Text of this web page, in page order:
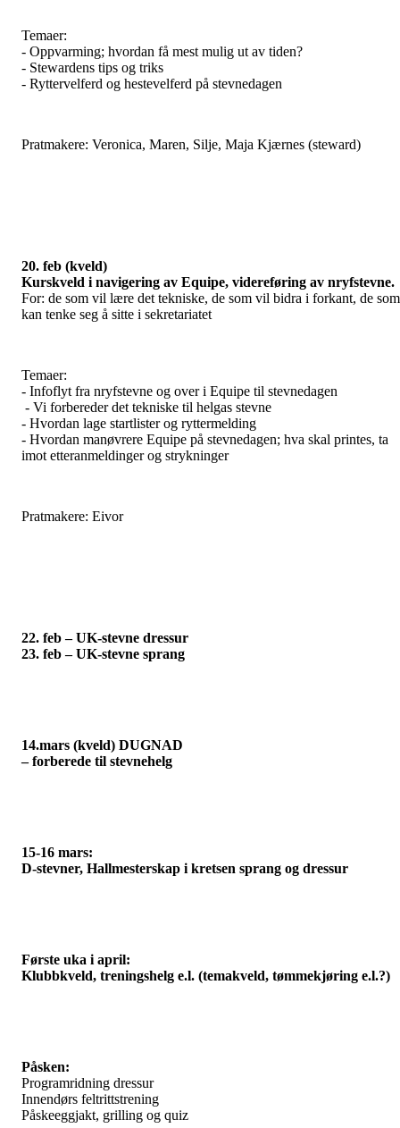
Temaer:
- Oppvarming; hvordan få mest mulig ut av tiden?
- Stewardens tips og triks
- Ryttervelferd og hestevelferd på stevnedagen
Pratmakere: Veronica, Maren, Silje, Maja Kjærnes (steward)
20. feb (kveld)
Kurskveld i navigering av Equipe, videreføring av nryfstevne.
For: de som vil lære det tekniske, de som vil bidra i forkant, de som
kan tenke seg å sitte i sekretariatet
Temaer:
- Infoflyt fra nryfstevne og over i Equipe til stevnedagen
- Vi forbereder det tekniske til helgas stevne
- Hvordan lage startlister og ryttermelding
- Hvordan manøvrere Equipe på stevnedagen; hva skal printes, ta
imot etteranmeldinger og strykninger
Pratmakere: Eivor
22. feb – UK-stevne dressur
23. feb – UK-stevne sprang
14.mars (kveld) DUGNAD
– forberede til stevnehelg
15-16 mars:
D-stevner, Hallmesterskap i kretsen sprang og dressur
Første uka i april:
Klubbkveld, treningshelg e.l. (temakveld, tømmekjøring e.l.?)
Påsken:
Programridning dressur
Innendørs feltrittstrening
Påskeeggjakt, grilling og quiz